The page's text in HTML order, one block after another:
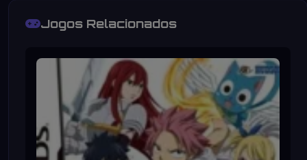
Jogos Relacionados